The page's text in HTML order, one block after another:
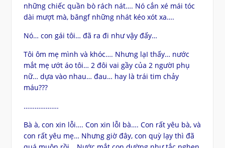
những chiếc quần bò rách nát…. Nó cắn xé mái tóc
dài mượt mà, băngf những nhát kéo xót xa….
Nó… con gái tôi… đã ra đi như vậy đấy…
Tôi ôm mẹ mình và khóc…. Nhưng lạI thấy… nước
mắt mẹ ướt áo tôi… 2 đôi vai gầy của 2 ngườI phụ
nữ… dựa vào nhau… đau… hay là trái tim chảy
máu???
……………….
Bà à, con xin lỗi…. Con xin lỗI bà…. Con rất yêu bà, và
con rất yêu mẹ… Nhưng giờ đây, con quỳ lạy thì đã